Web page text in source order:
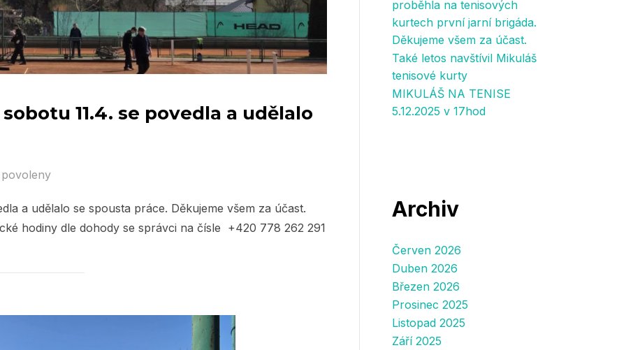
11.4. se povedla a udělalo
a udělalo se spousta práce. Děkujeme všem za účast.
hodiny dle dohody se správci na čísle +420 778 262 291
proběhla na tenisových
kurtech první jarní brigáda.
Děkujeme všem za účast.
Také letos navštívil Mikuláš
tenisové kurty
MIKULÁŠ NA TENISE
5.12.2025 v 17hod
Archiv
Červen 2026
Duben 2026
Březen 2026
Prosinec 2025
Listopad 2025
Září 2025